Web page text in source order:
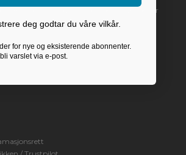
på grunn av manglende henvendelser
Du henvises til e-post eller chat.
deg godtar du våre vilkår.
for nye og eksisterende abonnenter.
varslet via e-post.